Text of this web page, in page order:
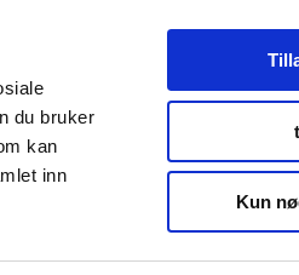
du bruker
kan
inn
Kun